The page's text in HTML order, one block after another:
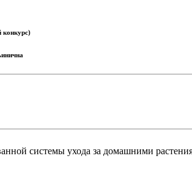
конкурс)
системы ухода за домашними